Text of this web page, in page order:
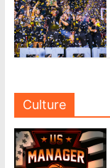
Culture